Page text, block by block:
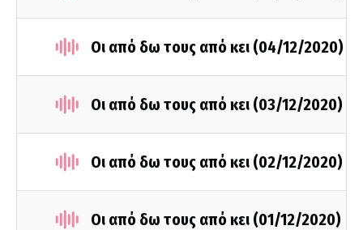
Οι από δω τους από κει (04/12/2020)
Οι από δω τους από κει (03/12/2020)
Οι από δω τους από κει (02/12/2020)
Οι από δω τους από κει (01/12/2020)